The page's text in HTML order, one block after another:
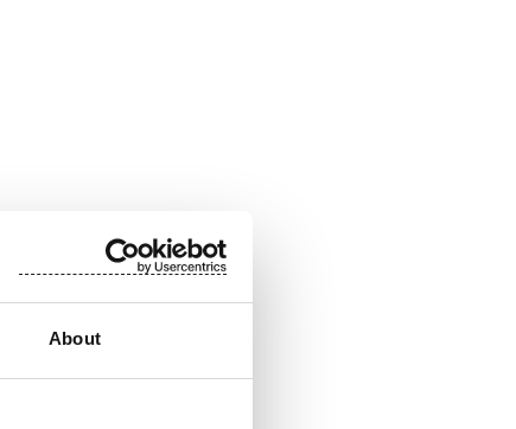
About